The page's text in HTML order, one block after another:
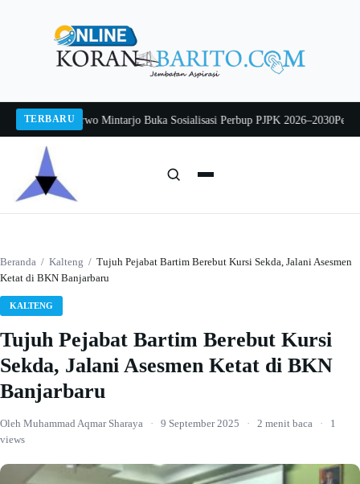
TERBARU
Pj Sekda Sarwo Mintarjo Buka Sosialisasi Perbup PJPK 2026–2030Peternak
Beranda / Kalteng / Tujuh Pejabat Bartim Berebut Kursi Sekda, Jalani Asesmen
Ketat di BKN Banjarbaru
KALTENG
Tujuh Pejabat Bartim Berebut Kursi
Sekda, Jalani Asesmen Ketat di BKN
Banjarbaru
Oleh Muhammad Aqmar Sharaya · 9 September 2025 · 2 menit baca ·
1
views